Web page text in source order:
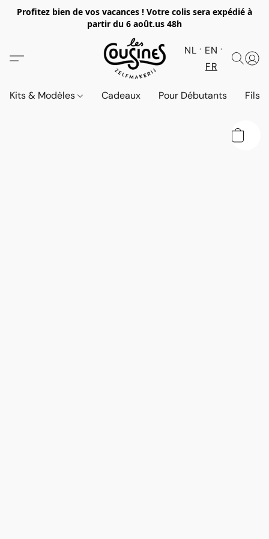
Profitez bien de vos vacances ! Votre colis sera expédié à
partir du 6 août.us 48h
NL
EN
FR
Kits & Modèles Cadeaux Pour Débutants Fils